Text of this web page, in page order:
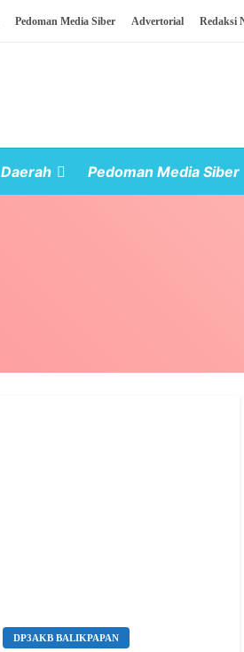
Pedoman Media Siber Advertorial Redaksi
Daerah Pedoman Media Siber
DP3AKB BALIKPAPAN